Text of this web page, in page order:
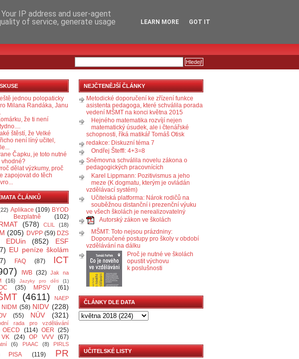
jednou polopaticky
Milana Randáka, Janu
že ti není
štěstí, že Velké
není líný učitel,
Čapku, je toto nutné
vhodné?
dělat výzkumy, proč
zapojovat do těch
ČLÁNKŮ
Aplikace (109) BYOD
Bezplatně (102)
(578) CLIL (18)
(205) DVPP (59) DZS
EDUin (852)
ESF
EU peníze školám
FAQ (87)
ICT
IWB (32) Jak na
(16) Jazyky pro děti (1)
(35) MPSV (61)
(4611)
NAEP
NIDM (58) NIDV (228)
(55) NÚV (321)
rada pro vzdělávání
OECD (114) OER (25)
(24) OP VVV (67)
(6) PIAAC (8)
PIRLS
PISA (119)
PR
NEJČTENĚJŠÍ ČLÁNKY
Metodické doporučení ke zřízení funkce
asistenta pedagoga, které schválila porada
vedení MŠMT na konci května 2015
Hejného matematika rozvíjí nejen
matematický úsudek, ale i čtenářské
schopnosti, říká matikář Tomáš Otisk
redakce: Diskuzní téma 7
Ondřej Šteffl: 4+3=8
Sněmovna schválila novelu zákona o
pedagogických pracovnících
Karel Lippmann: Pozitivismus a jeho
meze (K dogmatu, kterým je ovládán
vzdělávací systém)
Učitelská platforma: Nárok rodičů na
souběžnou distanční i prezenční výuku
ve všech školách je nerealizovatelný
Autorský zákon ve školách
MŠMT: Toto nejsou prázdniny:
Doporučené postupy pro školy v období
vzdělávání na dálku
Proč je nutné ve školách
opustit výchovu
k poslušnosti
ČLÁNKY DLE DATA
UČITELSKÉ LISTY
IP address and user-agent
of service, generate usage
LEARN MORE GOT IT